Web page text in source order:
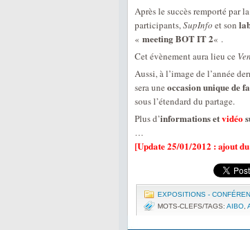
Après le succès remporté par la
participants,SupInfo et son
« meeting BOT IT 2« .
Cet évènement aura lieu ce
Aussi, à l’image de l’année
sera une occasion unique de
sous l’étendard du partage.
Plus d’informations etvidéo
…
[Update 25/01/2012 : ajout
EXPOSITIONS -
MOTS-CLEFS/TAGS: AIBO